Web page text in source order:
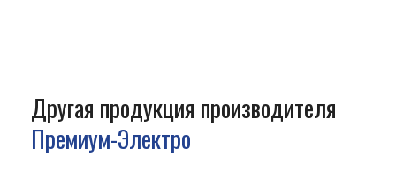
Другая продукция производителя
Премиум-Электро